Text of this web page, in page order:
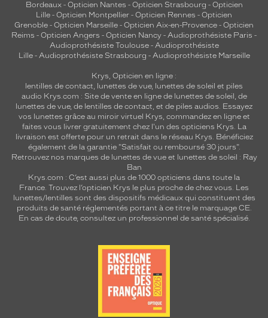
Bordeaux- Opticien Nantes - Opticien Strasbourg - Opticien
Lille - Opticien Montpellier - Opticien Rennes - Opticien
Grenoble - Opticien Marseille - Opticien Aix-en-Provence - Opticien
Reims - Opticien Angers - Opticien Nancy - Audioprothésiste Paris -
Audioprothésiste Toulouse- Audioprothésiste
Lille- Audioprothésiste Strasbourg - Audioprothésiste Marseille
Krys, Opticien en ligne :
lentilles de contact, lunettes de vue, lunettes de soleil et piles
audio Krys.com : Site de vente en ligne de lunettes de soleil, de
lunettes de vue, de lentilles de contact, et de piles audios. Essayez
vos lunettes grâce au miroir virtuel Krys, commandez en ligne et
faites vous livrer gratuitement chez l'un des opticiens Krys. La
livraison est offerte pour un retrait dans le réseau Krys. Bénéficiez
également de la garantie "Satisfait ou remboursé 30 jours".
Retrouvez nos marques de lunettes de vue et lunettes de soleil : Ray
Ban
Krys.com : C’est aussi plus de 1000 opticiens dans toute la
France. Trouvez l’opticien Krys le plus proche de chez vous. Les
lunettes/lentilles sont des dispositifs médicaux qui constituent des
produits de santé réglementés portant à ce titre le marquage CE.
En cas de doute, consultez un professionnel de santé spécialisé.